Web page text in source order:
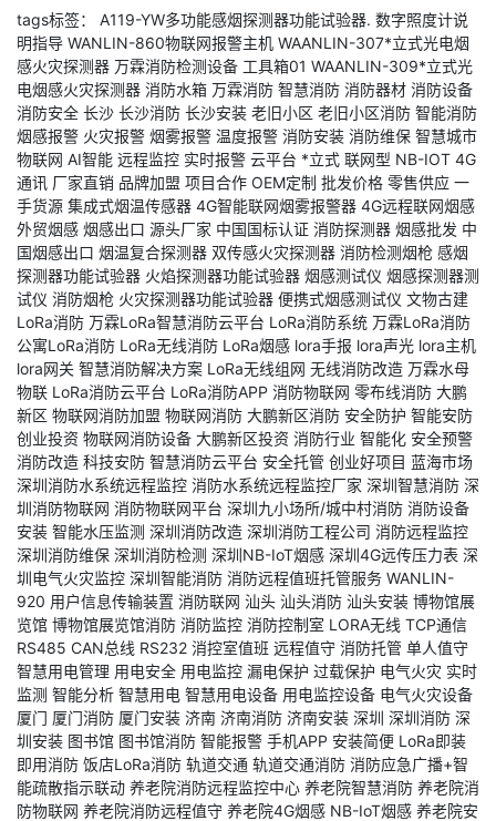
tags标签： A119-YW多功能感烟探测器功能试验器. 数字照度计说
明指导 WANLIN-860物联网报警主机 WAANLIN-307*立式光电烟
感火灾探测器 万霖消防检测设备 工具箱01 WAANLIN-309*立式光
电烟感火灾探测器 消防水箱 万霖消防 智慧消防 消防器材 消防设备
消防安全 长沙 长沙消防 长沙安装 老旧小区 老旧小区消防 智能消防
烟感报警 火灾报警 烟雾报警 温度报警 消防安装 消防维保 智慧城市
物联网 AI智能 远程监控 实时报警 云平台 *立式 联网型 NB-IOT 4G
通讯 厂家直销 品牌加盟 项目合作 OEM定制 批发价格 零售供应 一
手货源 集成式烟温传感器 4G智能联网烟雾报警器 4G远程联网烟感
外贸烟感 烟感出口 源头厂家 中国国标认证 消防探测器 烟感批发 中
国烟感出口 烟温复合探测器 双传感火灾探测器 消防检测烟枪 感烟
探测器功能试验器 火焰探测器功能试验器 烟感测试仪 烟感探测器测
试仪 消防烟枪 火灾探测器功能试验器 便携式烟感测试仪 文物古建
LoRa消防 万霖LoRa智慧消防云平台 LoRa消防系统 万霖LoRa消防
公寓LoRa消防 LoRa无线消防 LoRa烟感 lora手报 lora声光 lora主机
lora网关 智慧消防解决方案 LoRa无线组网 无线消防改造 万霖水母
物联 LoRa消防云平台 LoRa消防APP 消防物联网 零布线消防 大鹏
新区 物联网消防加盟 物联网消防 大鹏新区消防 安全防护 智能安防
创业投资 物联网消防设备 大鹏新区投资 消防行业 智能化 安全预警
消防改造 科技安防 智慧消防云平台 安全托管 创业好项目 蓝海市场
深圳消防水系统远程监控 消防水系统远程监控厂家 深圳智慧消防 深
圳消防物联网 消防物联网平台 深圳九小场所/城中村消防 消防设备
安装 智能水压监测 深圳消防改造 深圳消防工程公司 消防远程监控
深圳消防维保 深圳消防检测 深圳NB-IoT烟感 深圳4G远传压力表 深
圳电气火灾监控 深圳智能消防 消防远程值班托管服务 WANLIN-
920 用户信息传输装置 消防联网 汕头 汕头消防 汕头安装 博物馆展
览馆 博物馆展览馆消防 消防监控 消防控制室 LORA无线 TCP通信
RS485 CAN总线 RS232 消控室值班 远程值守 消防托管 单人值守
智慧用电管理 用电安全 用电监控 漏电保护 过载保护 电气火灾 实时
监测 智能分析 智慧用电 智慧用电设备 用电监控设备 电气火灾设备
厦门 厦门消防 厦门安装 济南 济南消防 济南安装 深圳 深圳消防 深
圳安装 图书馆 图书馆消防 智能报警 手机APP 安装简便 LoRa即装
即用消防 饭店LoRa消防 轨道交通 轨道交通消防 消防应急广播+智
能疏散指示联动 养老院消防远程监控中心 养老院智慧消防 养老院消
防物联网 养老院消防远程值守 养老院4G烟感 NB-IoT烟感 养老院安